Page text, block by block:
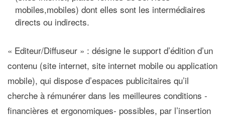
mobiles,mobiles) dont elles sont les intermédiaires
directs ou indirects.
« Editeur/Diffuseur » : désigne le support d’édition d’un
contenu (site internet, site internet mobile ou application
mobile), qui dispose d’espaces publicitaires qu’il
cherche à rémunérer dans les meilleures conditions -
financières et ergonomiques- possibles, par l’insertion